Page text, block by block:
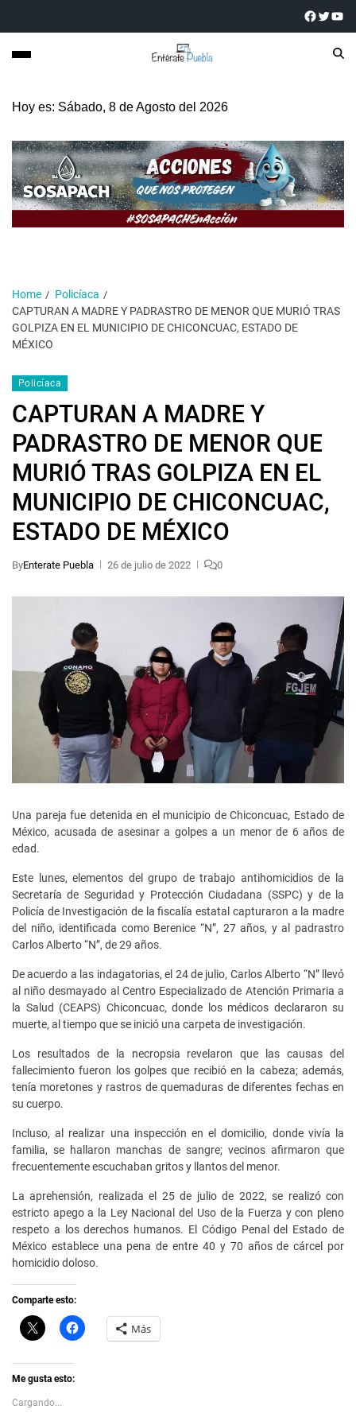
Hoy es: Sábado, 8 de Agosto del 2026
Home
Policíaca
CAPTURAN A MADRE Y PADRASTRO DE MENOR QUE MURIÓ TRAS
GOLPIZA EN EL MUNICIPIO DE CHICONCUAC, ESTADO DE
MÉXICO
Policíaca
CAPTURAN A MADRE Y
PADRASTRO DE MENOR QUE
MURIÓ TRAS GOLPIZA EN EL
MUNICIPIO DE CHICONCUAC,
ESTADO DE MÉXICO
ByEnterate Puebla 26 de julio de 2022 0
Una pareja fue detenida en el municipio de Chiconcuac, Estado de
México, acusada de asesinar a golpes a un menor de 6 años de
edad.
Este lunes, elementos del grupo de trabajo antihomicidios de la
Secretaría de Seguridad y Protección Ciudadana (SSPC) y de la
Policía de Investigación de la fiscalía estatal capturaron a la madre
del niño, identificada como Berenice “N”, 27 años, y al padrastro
Carlos Alberto “N”, de 29 años.
De acuerdo a las indagatorias, el 24 de julio, Carlos Alberto “N” llevó
al niño desmayado al Centro Especializado de Atención Primaria a
la Salud (CEAPS) Chiconcuac, donde los médicos declararon su
muerte, al tiempo que se inició una carpeta de investigación.
Los resultados de la necropsia revelaron que las causas del
fallecimiento fueron los golpes que recibió en la cabeza; además,
tenía moretones y rastros de quemaduras de diferentes fechas en
su cuerpo.
Incluso, al realizar una inspección en el domicilio, donde vivía la
familia, se hallaron manchas de sangre; vecinos afirmaron que
frecuentemente escuchaban gritos y llantos del menor.
La aprehensión, realizada el 25 de julio de 2022, se realizó con
estricto apego a la Ley Nacional del Uso de la Fuerza y con pleno
respeto a los derechos humanos. El Código Penal del Estado de
México establece una pena de entre 40 y 70 años de cárcel por
homicidio doloso.
Comparte esto:
C
l
k
t
s
h
H
a Más
Me gusta esto:
Cargando...